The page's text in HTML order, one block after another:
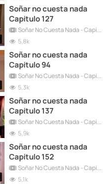
Soñar no cuesta nada
Capítulo 127
Soñar No Cuesta Nada - Capítulos Completos
5,8k
Soñar no cuesta nada
Capítulo 94
Soñar No Cuesta Nada - Capítulos Completos
5,3k
Soñar no cuesta nada
Capítulo 137
Soñar No Cuesta Nada - Capítulos Completos
5,9k
Soñar no cuesta nada
Capítulo 152
Soñar No Cuesta Nada - Capítulos Completos
5,1k